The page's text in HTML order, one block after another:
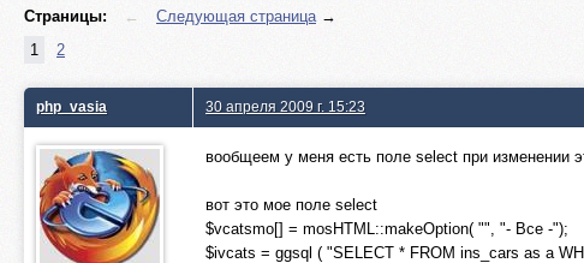
Страницы: ← Следующая страница→
1
2
php_vasia 30 апреля 2009 г. 15:23
вообщеем у меня есть поле select при изменении
вот это мое поле select
$vcatsmo[] = mosHTML::makeOption( "", "- Все -");
$ivcats = ggsql ( "SELECT * FROM ins_cars as a